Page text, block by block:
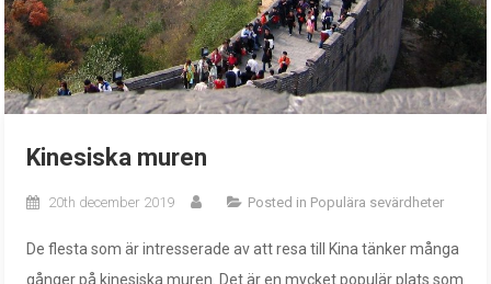
Kinesiska muren
20th december 2019 Posted in Populära sevärdheter
De flesta som är intresserade av att resa till Kina tänker många
gånger på kinesiska muren. Det är en mycket populär plats som